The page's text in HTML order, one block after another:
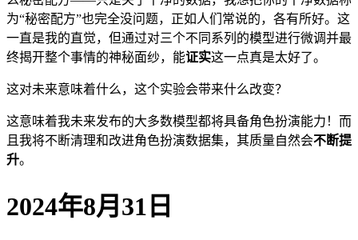
为“秘密配方”也完全没问题，正如人们常说的，各有所好。这
一直是我的直觉，但通过对三个不同系列的模型进行微调并最
终揭开整个事情的神秘面纱，能证实这一点真是太好了。
这对未来意味着什么，这个实验会带来什么改变？
这意味着我未来发布的大多数模型都将具备角色扮演能力！而
且我将不断清理和改进角色扮演数据集，其质量自然会不断提
升。
2024年8月31日